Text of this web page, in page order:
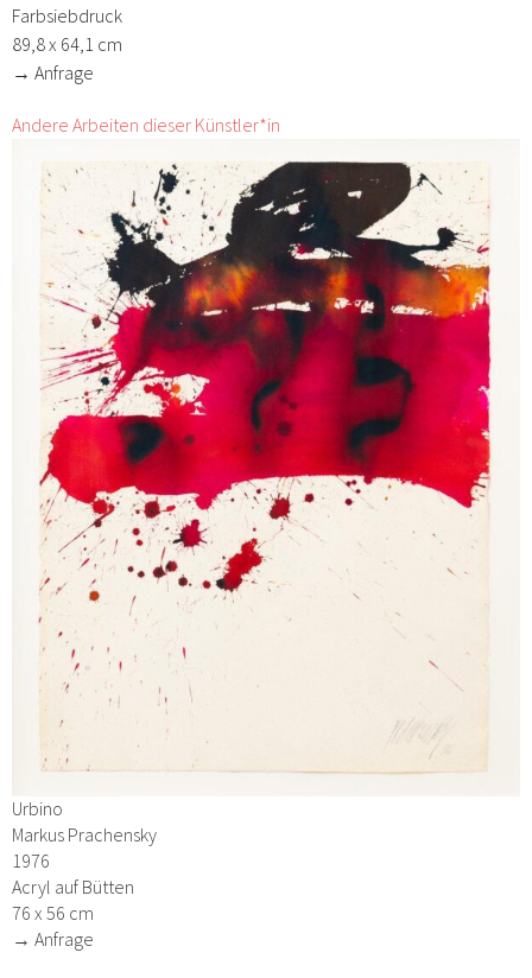
Farbsiebdruck
89,8 x 64,1 cm
→ Anfrage
Andere Arbeiten dieser Künstler*in
Urbino
Markus Prachensky
1976
Acryl auf Bütten
76 x 56 cm
→ Anfrage